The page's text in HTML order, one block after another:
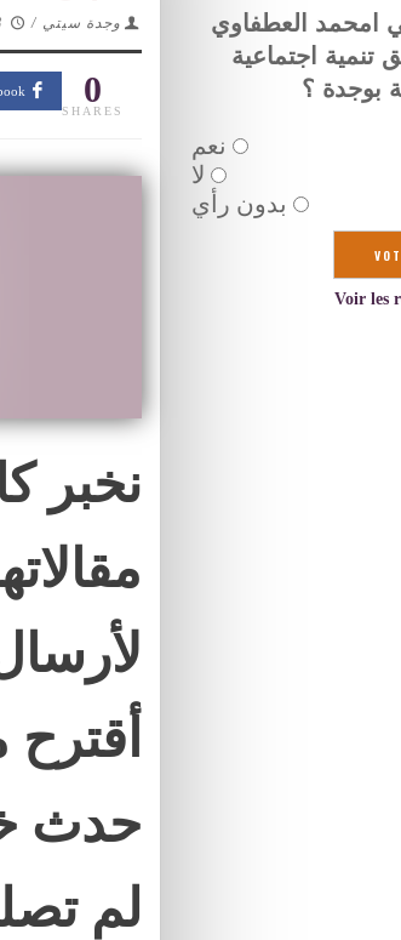
وجدة سيتي /
0
SHARES
نخبر
حدث
لم
امحمد العطفاوي
اجتماعية
بوجدة ؟
نعم
لا
بدون رأي
Voir les